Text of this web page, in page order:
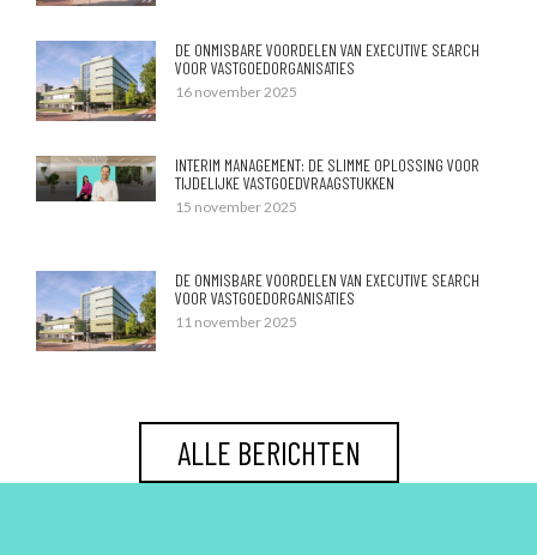
DE ONMISBARE VOORDELEN VAN EXECUTIVE SEARCH
VOOR VASTGOEDORGANISATIES
16 november 2025
INTERIM MANAGEMENT: DE SLIMME OPLOSSING VOOR
TIJDELIJKE VASTGOEDVRAAGSTUKKEN
15 november 2025
DE ONMISBARE VOORDELEN VAN EXECUTIVE SEARCH
VOOR VASTGOEDORGANISATIES
11 november 2025
ALLE BERICHTEN